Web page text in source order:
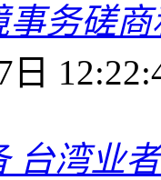
事务磋
日
台湾业